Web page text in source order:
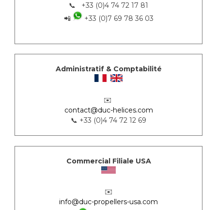
📞 +33 (0)4 74 72 17 81
📲
+33 (0)7 69 78 36 03
Administratif & Comptabilité
✉️
contact@duc-helices.com
📞 +33 (0)4 74 72 12 69
Commercial Filiale USA
✉️
info@duc-propellers-usa.com